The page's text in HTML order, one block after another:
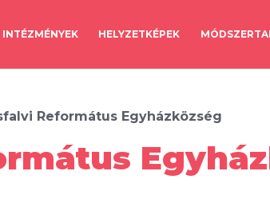
INTÉZMÉNYEK HELYZETKÉPEK
Református Egyházközség